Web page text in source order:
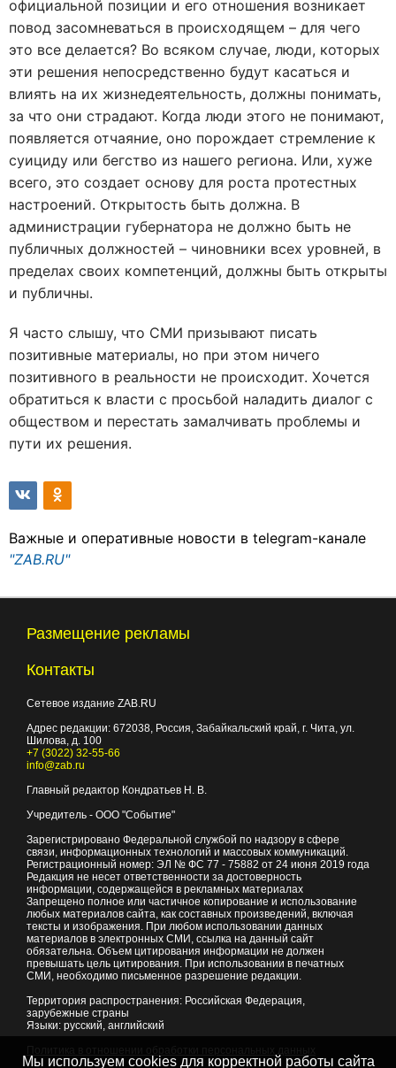
официальной позиции и его отношения возникает
повод засомневаться в происходящем – для чего
это все делается? Во всяком случае, люди, которых
эти решения непосредственно будут касаться и
влиять на их жизнедеятельность, должны понимать,
за что они страдают. Когда люди этого не понимают,
появляется отчаяние, оно порождает стремление к
суициду или бегство из нашего региона. Или, хуже
всего, это создает основу для роста протестных
настроений. Открытость быть должна. В
администрации губернатора не должно быть не
публичных должностей – чиновники всех уровней, в
пределах своих компетенций, должны быть открыты
и публичны.
Я часто слышу, что СМИ призывают писать
позитивные материалы, но при этом ничего
позитивного в реальности не происходит. Хочется
обратиться к власти с просьбой наладить диалог с
обществом и перестать замалчивать проблемы и
пути их решения.
Важные и оперативные новости в telegram-канале
"ZAB.RU"
Размещение рекламы
Контакты
Сетевое издание ZAB.RU
Адрес редакции: 672038, Россия, Забайкальский край, г. Чита, ул.
Шилова, д. 100
+7 (3022) 32-55-66
info@zab.ru
Главный редактор Кондратьев Н. В.
Учредитель - ООО "Событие"
Зарегистрировано Федеральной службой по надзору в сфере
связи, информационных технологий и массовых коммуникаций.
Регистрационный номер: ЭЛ № ФС 77 - 75882 от 24 июня 2019 года
Редакция не несет ответственности за достоверность
информации, содержащейся в рекламных материалах
Запрещено полное или частичное копирование и использование
любых материалов сайта, как составных произведений, включая
тексты и изображения. При любом использовании данных
материалов в электронных СМИ, ссылка на данный сайт
обязательна. Объем цитирования информации не должен
превышать цель цитирования. При использовании в печатных
СМИ, необходимо письменное разрешение редакции.
Территория распространения: Российская Федерация,
зарубежные страны
Языки: русский, английский
Мы используем cookies для корректной работы сайта